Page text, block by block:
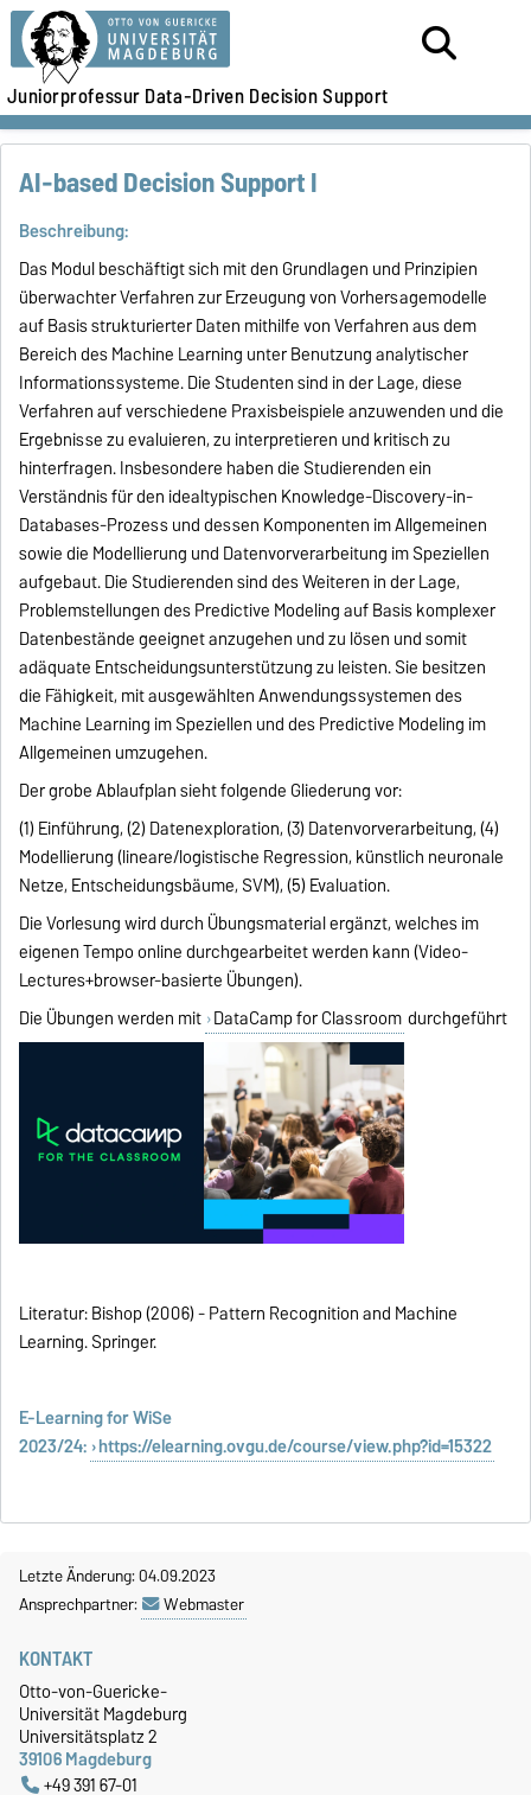
Juniorprofessur Data-Driven Decision Support
AI-based Decision Support I
Beschreibung:
Das Modul beschäftigt sich mit den Grundlagen und Prinzipien
überwachter Verfahren zur Erzeugung von Vorhersagemodelle
auf Basis strukturierter Daten mithilfe von Verfahren aus dem
Bereich des Machine Learning unter Benutzung analytischer
Informationssysteme. Die Studenten sind in der Lage, diese
Verfahren auf verschiedene Praxisbeispiele anzuwenden und die
Ergebnisse zu evaluieren, zu interpretieren und kritisch zu
hinterfragen. Insbesondere haben die Studierenden ein
Verständnis für den idealtypischen Knowledge-Discovery-in-
Databases-Prozess und dessen Komponenten im Allgemeinen
sowie die Modellierung und Datenvorverarbeitung im Speziellen
aufgebaut. Die Studierenden sind des Weiteren in der Lage,
Problemstellungen des Predictive Modeling auf Basis komplexer
Datenbestände geeignet anzugehen und zu lösen und somit
adäquate Entscheidungsunterstützung zu leisten. Sie besitzen
die Fähigkeit, mit ausgewählten Anwendungssystemen des
Machine Learning im Speziellen und des Predictive Modeling im
Allgemeinen umzugehen.
Der grobe Ablaufplan sieht folgende Gliederung vor:
(1) Einführung, (2) Datenexploration, (3) Datenvorverarbeitung, (4)
Modellierung (lineare/logistische Regression, künstlich neuronale
Netze, Entscheidungsbäume, SVM), (5) Evaluation.
Die Vorlesung wird durch Übungsmaterial ergänzt, welches im
eigenen Tempo online durchgearbeitet werden kann (Video-
Lectures+browser-basierte Übungen).
Die Übungen werden mit DataCamp for Classroom durchgeführt
Literatur: Bishop (2006) - Pattern Recognition and Machine
Learning. Springer.
E-Learning for WiSe
2023/24: https://elearning.ovgu.de/course/view.php?id=15322
Letzte Änderung: 04.09.2023
Ansprechpartner:
Webmaster
KONTAKT
Otto-von-Guericke-
Universität Magdeburg
Universitätsplatz 2
39106 Magdeburg
+49 391 67-01